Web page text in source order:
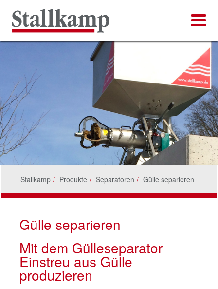
Stallkamp Produkte Separatoren Gülle separieren
Gülle separieren
Mit dem Gülleseparator
Einstreu aus Gülle
produzieren